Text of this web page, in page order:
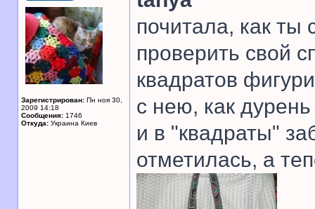
Зарегистрирован: Пн ноя 30,
2009 14:18
Сообщения: 1746
Откуда: Украина Киев
почитала, как
проверить свой
квадратов
с нею, как
и в "квадраты"
отметилась, а